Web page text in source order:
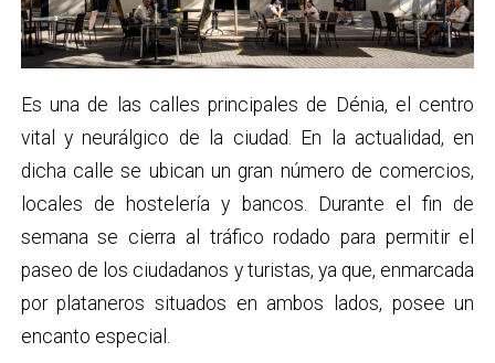
Es una de las calles principales de Dénia, el centro
vital y neurálgico de la ciudad. En la actualidad, en
dicha calle se ubican un gran número de comercios,
locales de hostelería y bancos. Durante el fin de
semana se cierra al tráfico rodado para permitir el
paseo de los ciudadanos y turistas, ya que, enmarcada
por plataneros situados en ambos lados, posee un
encanto especial.